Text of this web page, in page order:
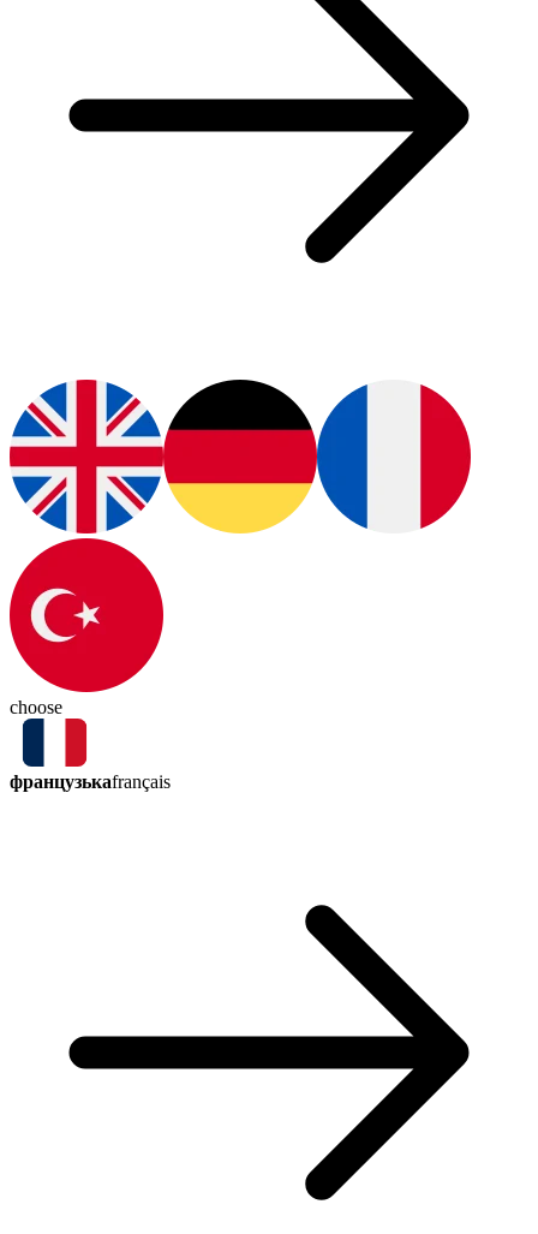
choose
французькаfrançais